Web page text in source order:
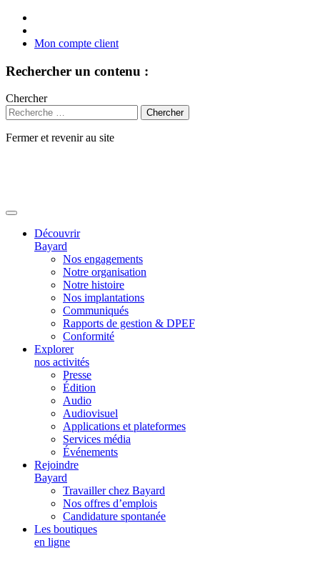
Mon compte client
Rechercher un contenu :
Chercher
Fermer et revenir au site
Découvrir
Bayard
Nos engagements
Notre organisation
Notre histoire
Nos implantations
Communiqués
Rapports de gestion & DPEF
Conformité
Explorer
nos activités
Presse
Édition
Audio
Audiovisuel
Applications et plateformes
Services média
Événements
Rejoindre
Bayard
Travailler chez Bayard
Nos offres d’emplois
Candidature spontanée
Les boutiques
en ligne